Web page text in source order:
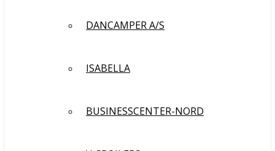
DANCAMPER A/S
ISABELLA
BUSINESSCENTER-NORD